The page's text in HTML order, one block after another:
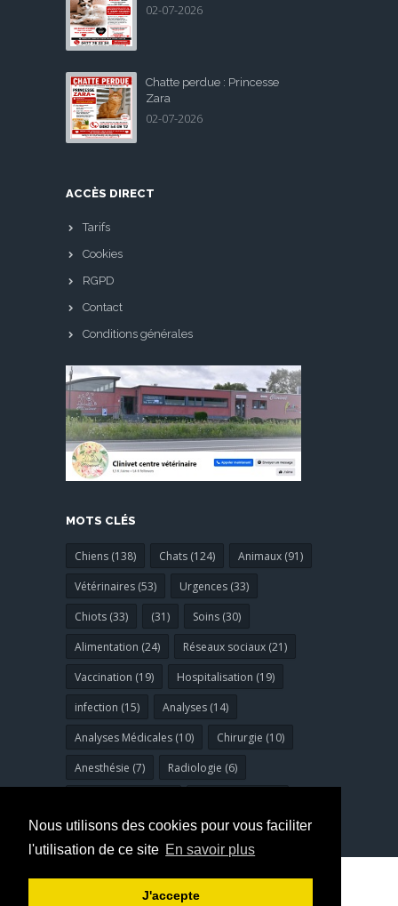
Nous utilisons des cookies pour vous faciliter
l'utilisation de ce site En savoir plus
J'accepte
02-07-2026
Chatte perdue : Princesse
Zara
02-07-2026
ACCÈS DIRECT
Tarifs
Cookies
RGPD
Contact
Conditions générales
MOTS CLÉS
Chiens (138) Chats (124)
Animaux (91)
Vétérinaires (53)
Urgences (33)
Chiots (33)
(31)
Soins (30)
Alimentation (24)
Réseaux sociaux (21)
Vaccination (19)
Hospitalisation (19)
infection (15)
Analyses (14)
Analyses Médicales (10)
Chirurgie (10)
Anesthésie (7)
Radiologie (6)